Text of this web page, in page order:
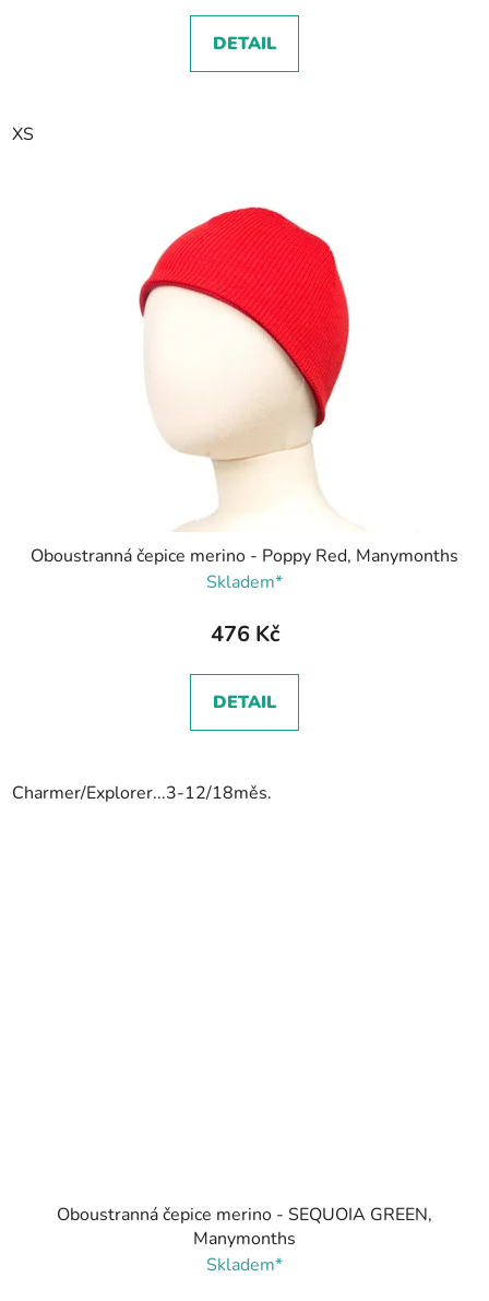
DETAIL
XS
Oboustranná čepice merino - Poppy Red, Manymonths
Skladem*
476 Kč
DETAIL
Charmer/Explorer...3-12/18měs.
Oboustranná čepice merino - SEQUOIA GREEN,
Manymonths
Skladem*